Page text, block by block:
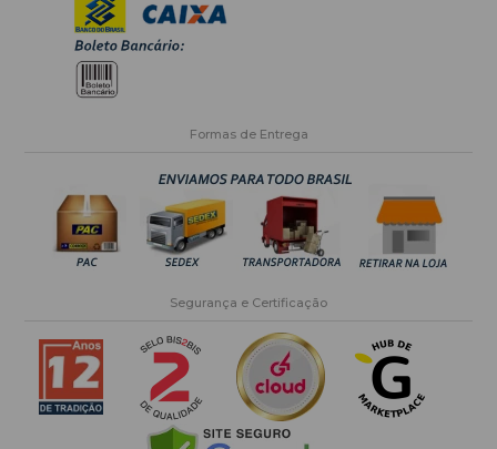
Formas de Entrega
Segurança e Certificação